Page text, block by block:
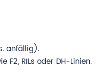
anfällig).
F2, RILs oder DH-Linien.